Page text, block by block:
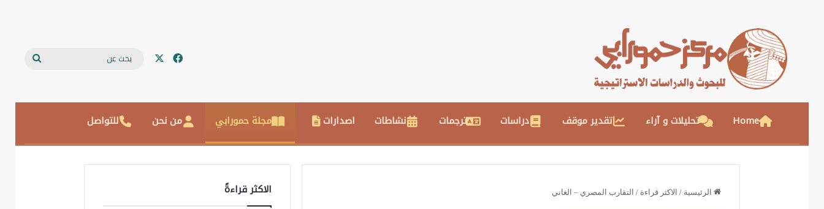
فيسبوك
Home تحليلات و آراء تقدير موقف دراسات ترجمات نشاطات اصدارات مجلة حمورابي من نحن للتواصل
الرئيسية / الاكثر قراءة / التقارب المصري – الغاني الاكثر قراءةً